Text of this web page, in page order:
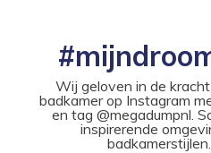
Wij geloven in de
badkamer op Instagram
en tag @megadumpnl.
inspirerende